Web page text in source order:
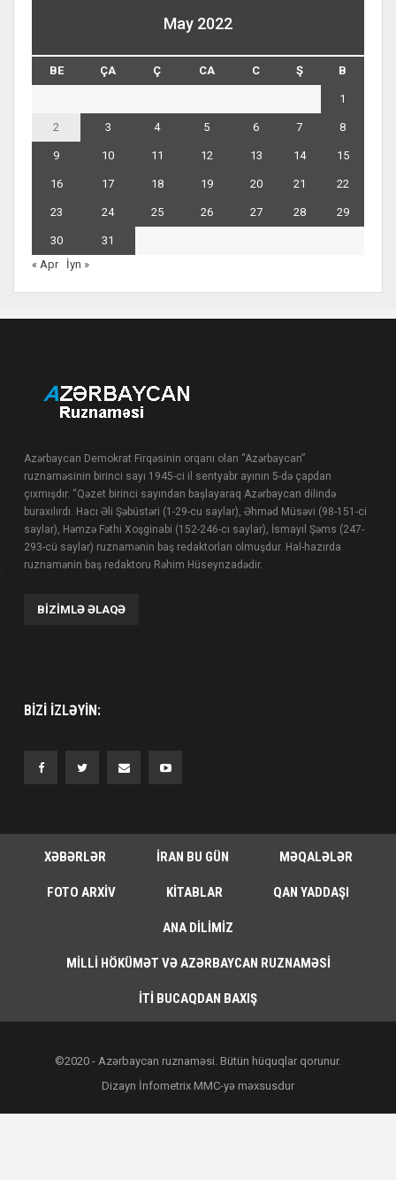
May 2022
BE ÇA Ç CA C Ş B
1
2 3 4 5 6 7 8
9 10 11 12 13 14 15
16 17 18 19 20 21 22
23 24 25 26 27 28 29
30
31
« Apr
İyn »
Azərbaycan Demokrat Firqəsinin orqanı olan “Azərbaycan”
ruznaməsinin birinci sayı 1945-ci il sentyabr ayının 5-də çapdan
çıxmışdır. “Qəzet birinci sayından başlayaraq Azərbaycan dilində
buraxılırdı. Hacı Əli Şəbüstəri (1-29-cu saylar), Əhməd Müsəvi (98-151-ci
saylar), Həmzə Fəthi Xoşginabi (152-246-cı saylar), İsmayıl Şəms (247-
293-cü saylar) ruznamənin baş redaktorları olmuşdur. Hal-hazırda
ruznamənin baş redaktoru Rəhim Hüseynzadədir.
BIZIMLƏ ƏLAQƏ
BIZI IZLƏYIN:
XƏBƏRLƏR İRAN BU GÜN MƏQALƏLƏR
FOTO ARXIV KITABLAR QAN YADDAŞI
ANA DILIMIZ
MILLI HÖKÜMƏT VƏ AZƏRBAYCAN RUZNAMƏSI
İTI BUCAQDAN BAXIŞ
©2020 - Azərbaycan ruznaməsi. Bütün hüquqlar qorunur.
Dizayn İnfometrix MMC-yə məxsusdur